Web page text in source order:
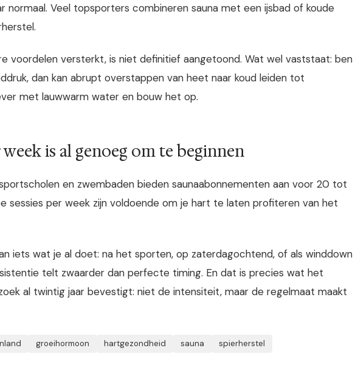
normaal. Veel topsporters combineren sauna met een ijsbad of koude
voordelen versterkt, is niet definitief aangetoond. Wat wel vaststaat: ben
dan kan abrupt overstappen van heet naar koud leiden tot
met lauwwarm water en bouw het op.
week is al genoeg om te beginnen
en zwembaden bieden saunaabonnementen aan voor 20 tot
sessies per week zijn voldoende om je hart te laten profiteren van het
iets wat je al doet: na het sporten, op zaterdagochtend, of als winddown
telt zwaarder dan perfecte timing. En dat is precies wat het
al twintig jaar bevestigt: niet de intensiteit, maar de regelmaat maakt
groeihormoon hartgezondheid sauna spierherstel